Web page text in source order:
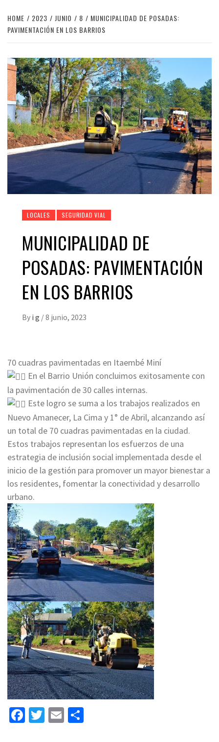
HOME 2023 JUNIO 8
MUNICIPALIDAD DE POSADAS:
PAVIMENTACIÓN EN LOS BARRIOS
LOCALES SEGURIDAD VIAL
MUNICIPALIDAD DE
POSADAS: PAVIMENTACIÓN
EN LOS BARRIOS
By i g /8 junio, 2023
70 cuadras pavimentadas en Itaembé Miní
En el Barrio Unión concluimos exitosamente con
la pavimentación de 30 calles internas.
Este logro se suma a los trabajos realizados en
Nuevo Amanecer, La Cima y 1° de Abril, alcanzando así
un total de 70 cuadras pavimentadas en la ciudad.
Estos trabajos representan los esfuerzos de una
estrategia de inclusión social implementada desde el
inicio de la gestión para promover un mayor bienestar a
los residentes, fomentar la conectividad y desarrollo
urbano.
Facebook
Twitter
Email